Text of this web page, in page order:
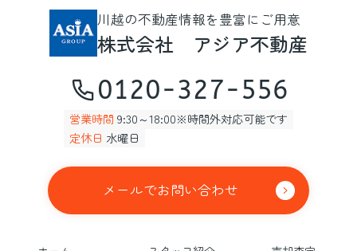
川越の不動産情報を豊富にご用意
株式会社 アジア不動産
0120-327-556
営業時間 9:30～18:00※時間外対応可能です
定休日 水曜日
メールでお問い合わせ